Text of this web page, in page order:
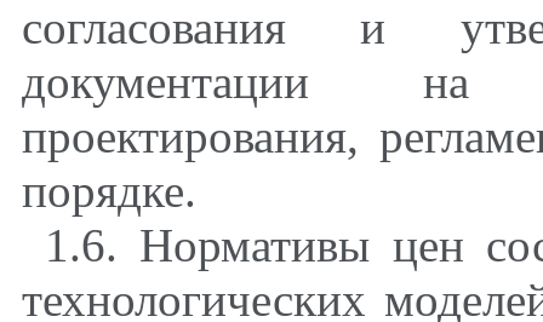
согласования и
документации на
проектирования,
порядке.
1.6. Нормативы цен
технологических